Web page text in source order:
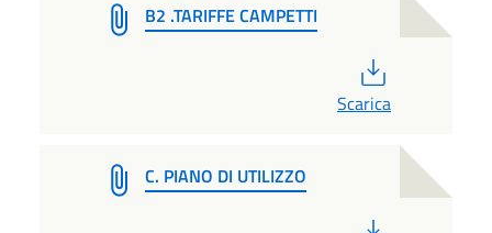
B2 .TARIFFE CAMPETTI
Scarica
C. PIANO DI UTILIZZO